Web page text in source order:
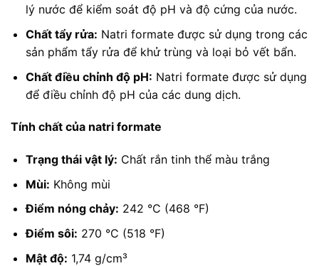
lý nước để kiểm soát độ pH và độ cứng của nước.
Chất tẩy rửa: Natri formate được sử dụng trong các
sản phẩm tẩy rửa để khử trùng và loại bỏ vết bẩn.
Chất điều chỉnh độ pH: Natri formate được sử dụng
để điều chỉnh độ pH của các dung dịch.
Tính chất của natri formate
Trạng thái vật lý: Chất rắn tinh thể màu trắng
Mùi: Không mùi
Điểm nóng chảy: 242 °C (468 °F)
Điểm sôi: 270 °C (518 °F)
Mật độ: 1,74 g/cm³